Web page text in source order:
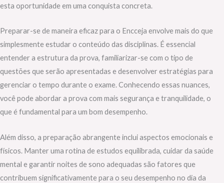
esta oportunidade em uma conquista concreta.
Preparar-se de maneira eficaz para o Encceja envolve mais do que
simplesmente estudar o conteúdo das disciplinas. É essencial
entender a estrutura da prova, familiarizar-se com o tipo de
questões que serão apresentadas e desenvolver estratégias para
gerenciar o tempo durante o exame. Conhecendo essas nuances,
você pode abordar a prova com mais segurança e tranquilidade, o
que é fundamental para um bom desempenho.
Além disso, a preparação abrangente inclui aspectos emocionais e
físicos. Manter uma rotina de estudos equilibrada, cuidar da saúde
mental e garantir noites de sono adequadas são fatores que
contribuem significativamente para o seu desempenho no dia da